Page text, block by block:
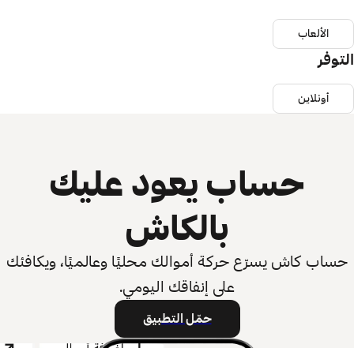
الألعاب
أونلاين
حساب يعود عليك
بالكاش
كاش يسرّع حركة أموالك محليًا وعالميًا، ويكافئك
على إنفاقك اليومي.
حمّل التطبيق